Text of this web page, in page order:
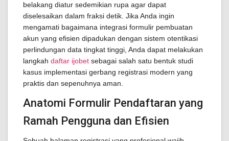
belakang diatur sedemikian rupa agar dapat
diselesaikan dalam fraksi detik. Jika Anda ingin
mengamati bagaimana integrasi formulir pembuatan
akun yang efisien dipadukan dengan sistem otentikasi
perlindungan data tingkat tinggi, Anda dapat melakukan
langkah daftar ijobet sebagai salah satu bentuk studi
kasus implementasi gerbang registrasi modern yang
praktis dan sepenuhnya aman.
Anatomi Formulir Pendaftaran yang
Ramah Pengguna dan Efisien